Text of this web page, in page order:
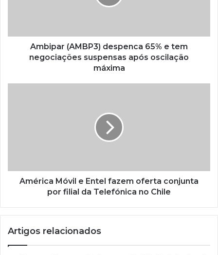
Ambipar (AMBP3) despenca 65% e tem
negociações suspensas após oscilação
máxima
América Móvil e Entel fazem oferta conjunta
por filial da Telefónica no Chile
Artigos relacionados